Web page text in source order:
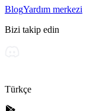
BlogYardım merkezi
Bizi takip edin
Türkçe